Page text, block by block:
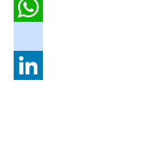
X
instagram